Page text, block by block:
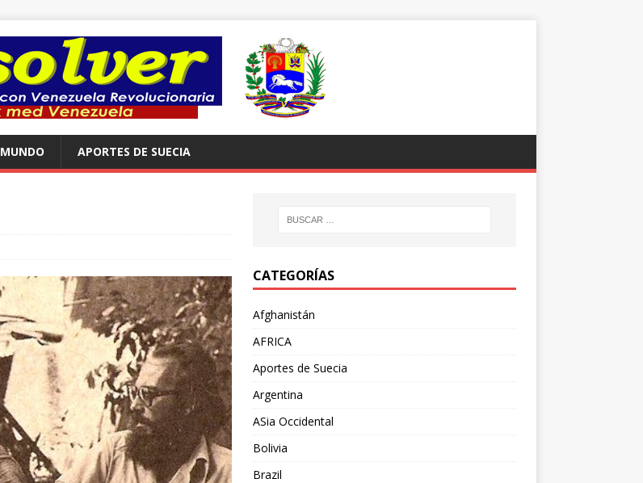
MUNDO APORTES DE SUECIA
CATEGORÍAS
Afghanistán
AFRICA
Aportes de Suecia
Argentina
ASia Occidental
Bolivia
Brazil